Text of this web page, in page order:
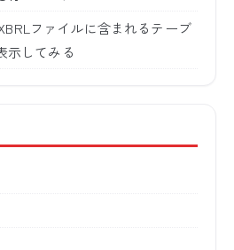
ファイルに含まれるテーブ
示してみる